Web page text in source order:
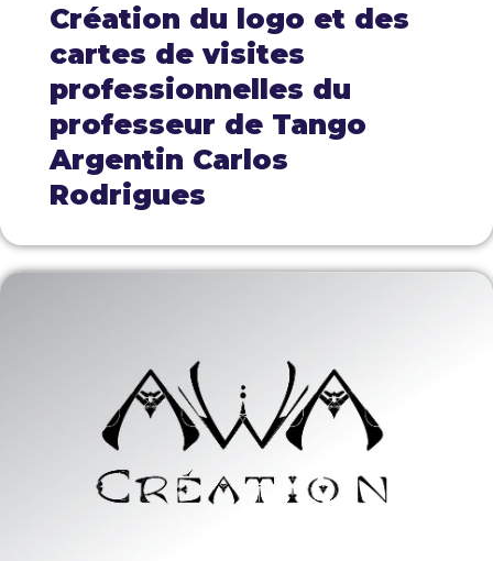
Création du logo et des
cartes de visites
professionnelles du
professeur de Tango
Argentin Carlos
Rodrigues